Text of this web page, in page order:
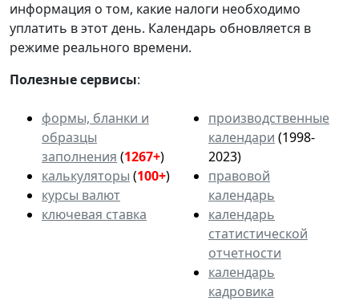
информация о том, какие налоги необходимо
уплатить в этот день. Календарь обновляется в
режиме реального времени.
Полезные сервисы:
формы, бланки и
образцы
заполнения (1267+)
калькуляторы (100+)
курсы валют
ключевая ставка
производственные
календари (1998-
2023)
правовой
календарь
календарь
статистической
отчетности
календарь
кадровика